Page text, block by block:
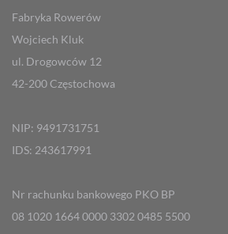
Fabryka Rowerów
Wojciech Kluk
ul. Drogowców 12
42-200 Częstochowa
NIP: 9491731751
IDS: 243617991
Nr rachunku bankowego PKO BP
08 1020 1664 0000 3302 0485 5500